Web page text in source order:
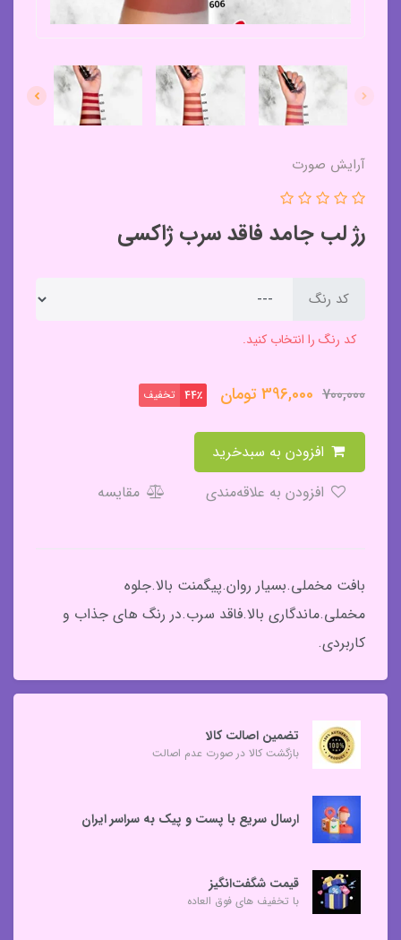
آرایش صورت
رژ لب جامد فاقد سرب ژاکسی
کد رنگ
کد رنگ را انتخاب کنید.
700,000
396,000تومان 44٪ تخفیف
مقایسه
بافت مخملی.بسیار روان.پیگمنت بالا.جلوه
مخملی.ماندگاری بالا.فاقد سرب.در رنگ های جذاب و
کاربردی.
تضمین اصالت کالا
بازگشت کالا در صورت عدم اصالت
ارسال سریع با پست و پیک به سراسر ایران
قیمت شگفت‌انگیز
با تخفیف های فوق العاده